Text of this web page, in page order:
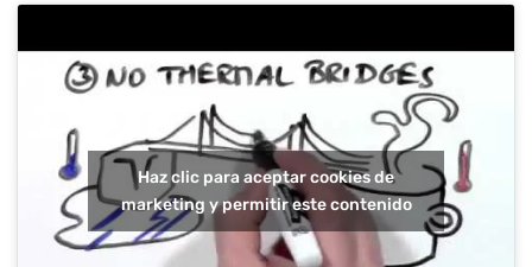
Haz clic para aceptar cookies de
marketing y permitir este contenido